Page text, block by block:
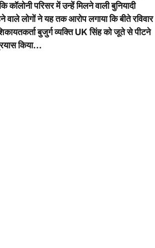
परिसर में उन्हें मिलने वाली बुनियादी
लोगों ने यह तक आरोप लगाया कि बीते रविवार
बुजुर्ग व्यक्ति UK सिंह को जूते से पीटने
किया…